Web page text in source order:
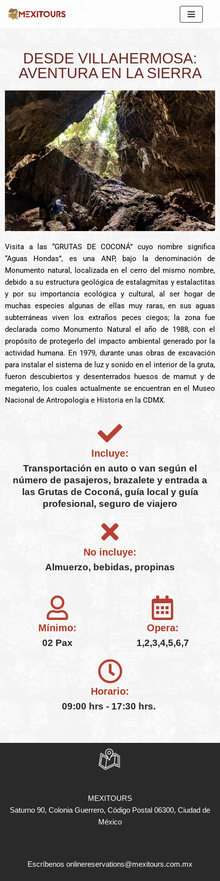
DESDE VILLAHERMOSA:
AVENTURA EN LA SIERRA
Visita a las “GRUTAS DE COCONÁ” cuyo nombre significa
“Aguas Hondas”, es una ANP, bajo la denominación de
Monumento natural, localizada en el cerro del mismo nombre,
debido a su estructura geológica de estalagmitas y estalactitas
y por su importancia ecológica y cultural, al ser hogar de
muchas especies algunas de ellas muy raras, en sus aguas
subterráneas viven los extraños peces ciegos; la zona fue
declarada como Monumento Natural el año de 1988, con el
propósito de protegerlo del impacto ambiental generado por la
actividad humana. En 1979, durante unas obras de excavación
para instalar el sistema de luz y sonido en el interior de la gruta,
fueron descubiertos y desenterrados huesos de mamut y de
megaterio, los cuales actualmente se encuentran en el Museo
Nacional de Antropología e Historia en la CDMX.
Incluye:
Transportación en auto o van según el
número de pasajeros, brazalete y entrada a
las Grutas de Coconá, guía local y guía
profesional, seguro de viajero
No incluye:
Almuerzo, bebidas, propinas
Mínimo:
02 Pax
Opera:
1,2,3,4,5,6,7
Horario:
09:00 hrs - 17:30 hrs.
MEXITOURS
Saturno 90, Colonia Guerrero, Código Postal 06300, Ciudad de
México
Escríbenos onlinereservations@mexitours.com.mx